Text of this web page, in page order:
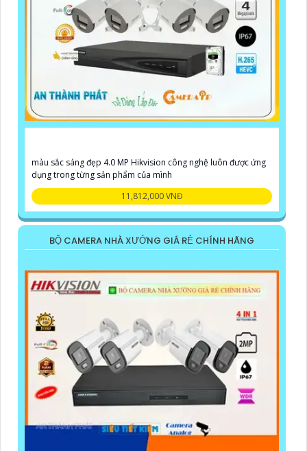
màu sắc sáng đẹp 4.0 MP Hikvision công nghệ luôn được ứng
dụng trong từng sản phẩm của mình
11,812,000 VNĐ
BỘ CAMERA NHÀ XƯỞNG GIÁ RẺ CHÍNH HÃNG